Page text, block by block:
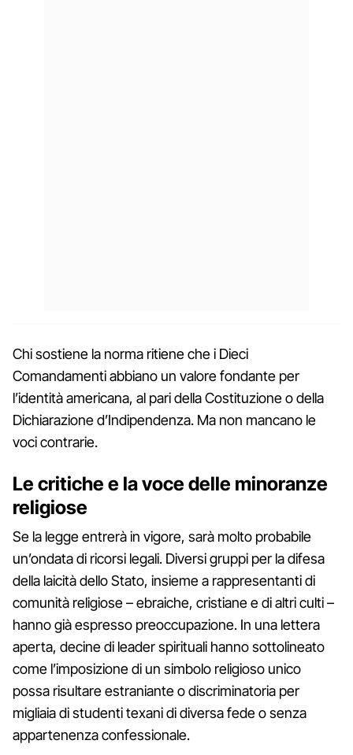
Chi sostiene la norma ritiene che i Dieci
Comandamenti abbiano un valore fondante per
l’identità americana, al pari della Costituzione o della
Dichiarazione d’Indipendenza. Ma non mancano le
voci contrarie.
Le critiche e la voce delle minoranze
religiose
Se la legge entrerà in vigore, sarà molto probabile
un’ondata di ricorsi legali. Diversi gruppi per la difesa
della laicità dello Stato, insieme a rappresentanti di
comunità religiose – ebraiche, cristiane e di altri culti –
hanno già espresso preoccupazione. In una lettera
aperta, decine di leader spirituali hanno sottolineato
come l’imposizione di un simbolo religioso unico
possa risultare estraniante o discriminatoria per
migliaia di studenti texani di diversa fede o senza
appartenenza confessionale.